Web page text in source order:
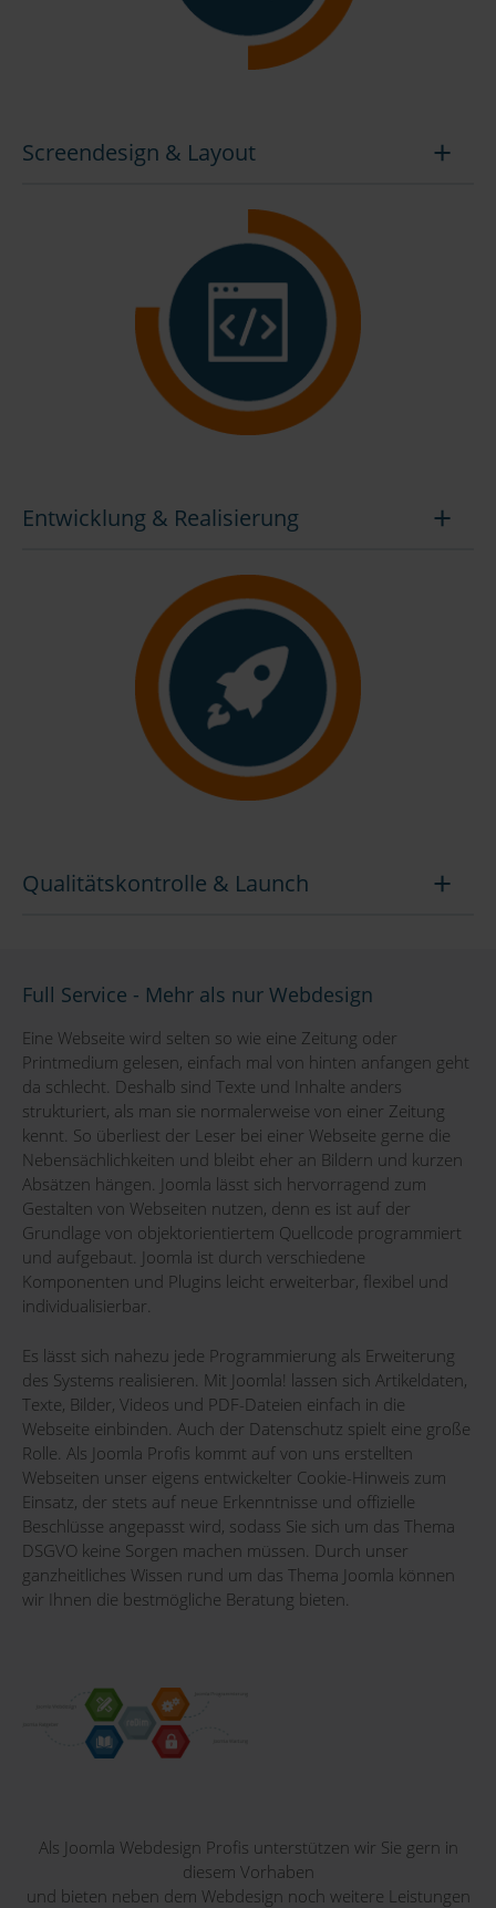
Screendesign & Layout
Entwicklung & Realisierung
Qualitätskontrolle & Launch
Full Service - Mehr als nur Webdesign
Eine Webseite wird selten so wie eine Zeitung oder
Printmedium gelesen, einfach mal von hinten anfangen geht
da schlecht. Deshalb sind Texte und Inhalte anders
strukturiert, als man sie normalerweise von einer Zeitung
kennt. So überliest der Leser bei einer Webseite gerne die
Nebensächlichkeiten und bleibt eher an Bildern und kurzen
Absätzen hängen. Joomla lässt sich hervorragend zum
Gestalten von Webseiten nutzen, denn es ist auf der
Grundlage von objektorientiertem Quellcode programmiert
und aufgebaut. Joomla ist durch verschiedene
Komponenten und Plugins leicht erweiterbar, flexibel und
individualisierbar.
Es lässt sich nahezu jede Programmierung als Erweiterung
des Systems realisieren. Mit Joomla! lassen sich Artikeldaten,
Texte, Bilder, Videos und PDF-Dateien einfach in die
Webseite einbinden. Auch der Datenschutz spielt eine große
Rolle. Als Joomla Profis kommt auf von uns erstellten
Webseiten unser eigens entwickelter Cookie-Hinweis zum
Einsatz, der stets auf neue Erkenntnisse und offizielle
Beschlüsse angepasst wird, sodass Sie sich um das Thema
DSGVO keine Sorgen machen müssen. Durch unser
ganzheitliches Wissen rund um das Thema Joomla können
wir Ihnen die bestmögliche Beratung bieten.
Als Joomla Webdesign Profis unterstützen wir Sie gern in
diesem Vorhaben
und bieten neben dem Webdesign noch weitere Leistungen